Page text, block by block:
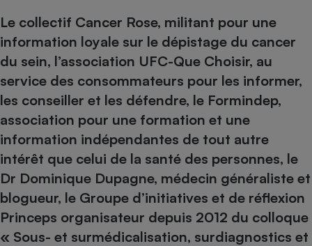
Le collectif Cancer Rose, militant pour une
information loyale sur le dépistage du cancer
du sein, l’association UFC-Que Choisir, au
service des consommateurs pour les informer,
les conseiller et les défendre, le Formindep,
association pour une formation et une
information indépendantes de tout autre
intérêt que celui de la santé des personnes, le
Dr Dominique Dupagne, médecin généraliste et
blogueur, le Groupe d’initiatives et de réflexion
Princeps organisateur depuis 2012 du colloque
« Sous- et surmédicalisation, surdiagnostics et
Plaque de cuisson à
induction
Climatiseur -
Ventilateur
Téléphone mobile -
Smartphone
Antivirus
Climatiseur -
Ventilateur